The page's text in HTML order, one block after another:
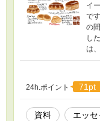
イ
で
の
し
は
24h.ポイント 71pt
資料 エッセ